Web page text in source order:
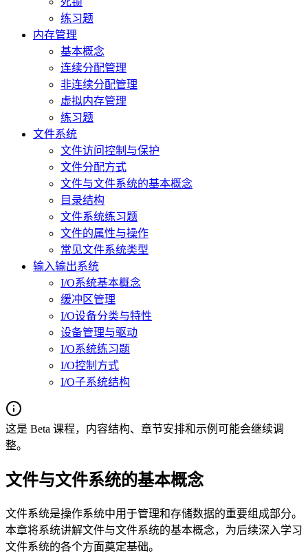
练习题
内存管理
基本概念
连续分配管理
非连续分配管理
虚拟内存管理
练习题
文件系统
文件访问控制与保护
文件分配方式
文件与文件系统的基本概念
目录结构
文件系统练习题
文件的属性与操作
常见文件系统类型
输入输出系统
I/O系统基本概念
缓冲区管理
I/O设备分类与特性
设备管理与驱动
I/O系统练习题
I/O控制方式
I/O子系统结构
这是 Beta 课程，内容结构、章节安排和示例可能会继续调
整。
文件与文件系统的基本概念
文件系统是操作系统中用于管理和存储数据的重要组成部分。
本章将系统讲解文件与文件系统的基本概念，为后续深入学习
文件系统的各个方面奠定基础。